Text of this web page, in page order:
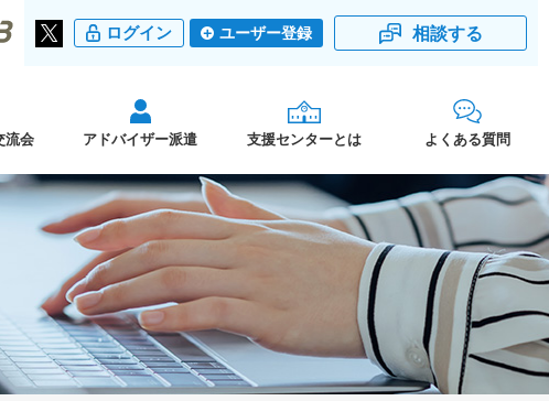
ログイン ユーザー登録 相談する
流会 アドバイザー派遣 支援センターとは よくある質問